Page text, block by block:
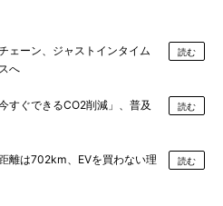
ェーン、ジャストインタイム
へ
読む
すぐできるCO2削減」、普及
読む
離は702km、EVを買わない理
読む